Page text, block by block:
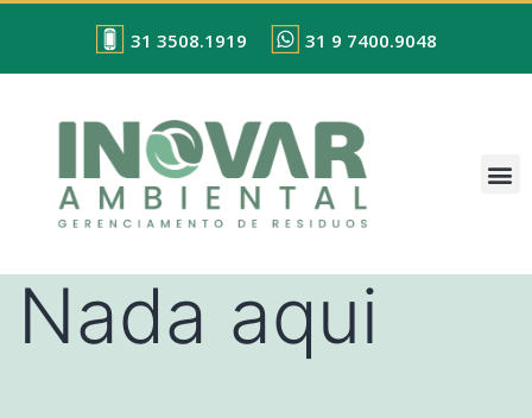
31 3508.1919 31 9 7400.9048
Nada aqui